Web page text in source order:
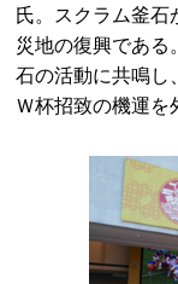
氏。スクラム釜石
災地の復興である
石の活動に共鳴し
Ｗ杯招致の機運を